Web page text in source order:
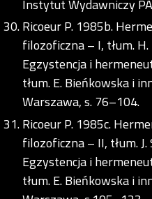
Ricoeur P. 1985b.
filozoficzna – I, tłum.
Egzystencja i
tłum. E. Bieńkowska i
Warszawa, s. 76–104.
Ricoeur P. 1985c.
filozoficzna – II, tłum.
Egzystencja i
tłum. E. Bieńkowska i